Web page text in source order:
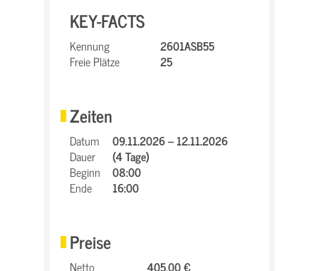
KEY-FACTS
Kennung
2601ASB55
Freie Plätze
25
Zeiten
Datum
09.11.2026 – 12.11.2026
Dauer
(4 Tage)
Beginn
08:00
Ende
16:00
Preise
Netto
405,00 €